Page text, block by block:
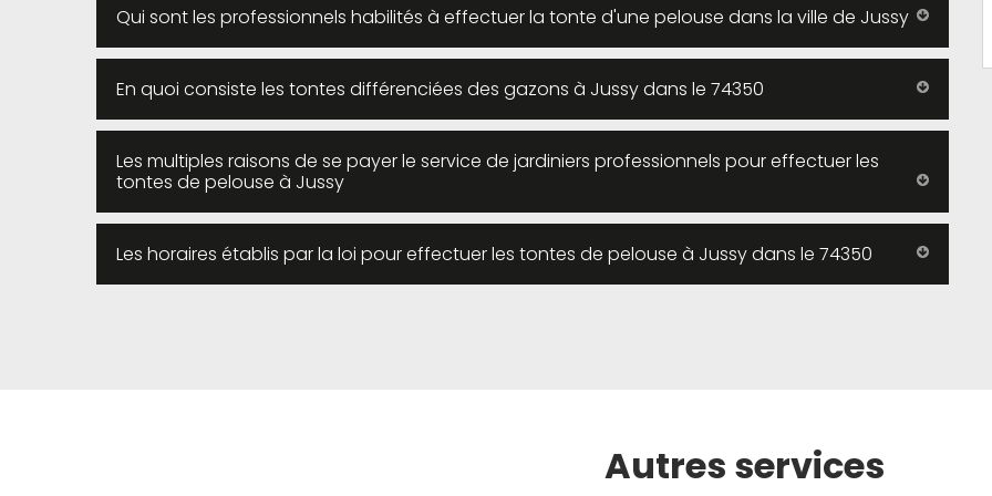
Qui sont les professionnels habilités à effectuer la tonte d'une pelouse dans la ville de Jussy
En quoi consiste les tontes différenciées des gazons à Jussy dans le 74350
Les multiples raisons de se payer le service de jardiniers professionnels pour effectuer les
tontes de pelouse à Jussy
Les horaires établis par la loi pour effectuer les tontes de pelouse à Jussy dans le 74350
Autres services